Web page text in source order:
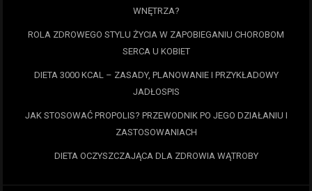
WNĘTRZA?
ROLA ZDROWEGO STYLU ŻYCIA W ZAPOBIEGANIU CHOROBOM
SERCA U KOBIET
DIETA 3000 KCAL – ZASADY, PLANOWANIE I PRZYKŁADOWY
JADŁOSPIS
JAK STOSOWAĆ PROPOLIS? PRZEWODNIK PO JEGO DZIAŁANIU I
ZASTOSOWANIACH
DIETA OCZYSZCZAJĄCA DLA ZDROWIA WĄTROBY